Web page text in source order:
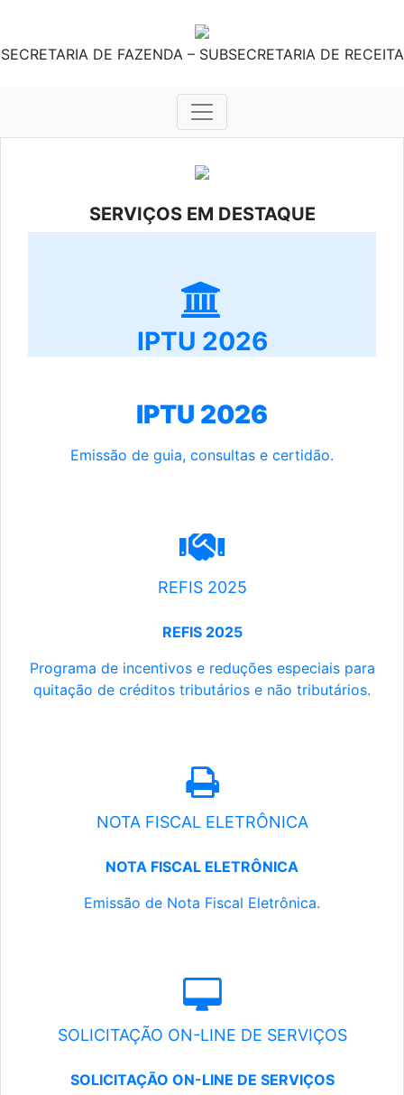
SECRETARIA DE FAZENDA – SUBSECRETARIA DE RECEITA
SERVIÇOS EM DESTAQUE
IPTU 2026
IPTU 2026
Emissão de guia, consultas e certidão.
REFIS 2025
REFIS 2025
Programa de incentivos e reduções especiais para
quitação de créditos tributários e não tributários.
NOTA FISCAL ELETRÔNICA
NOTA FISCAL ELETRÔNICA
Emissão de Nota Fiscal Eletrônica.
SOLICITAÇÃO ON-LINE DE SERVIÇOS
SOLICITAÇÃO ON-LINE DE SERVIÇOS